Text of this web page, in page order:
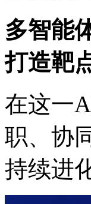
多智能体
打造靶
在这一
职、
持续进